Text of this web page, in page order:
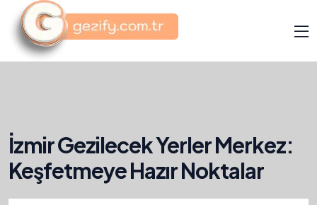
İzmir Gezilecek Yerler Merkez:
Keşfetmeye Hazır Noktalar